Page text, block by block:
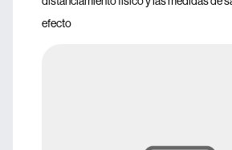
efecto